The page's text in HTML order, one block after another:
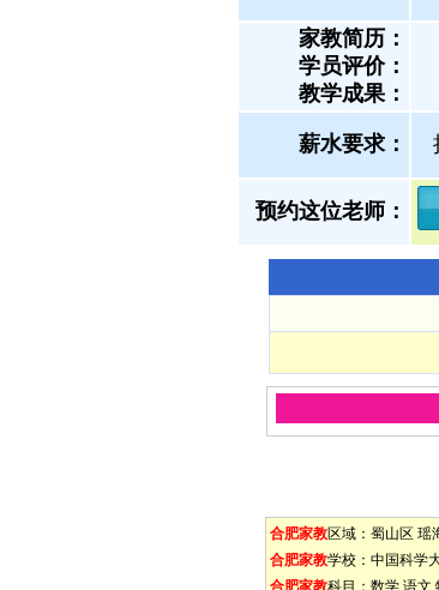
家教简历：
学员评价：
教学成果：
薪水要求：
预约这位老师：
合肥家教区域： 蜀山区 瑶
合肥家教学校： 中国科学
合肥家教科目： 数学 语文